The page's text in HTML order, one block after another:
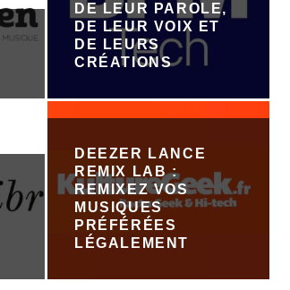
DE LEUR PAROLE,
DE LEUR VOIX ET
DE LEURS
CRÉATIONS
DEEZER LANCE
REMIX LAB :
REMIXEZ VOS
MUSIQUES
PRÉFÉRÉES
LÉGALEMENT